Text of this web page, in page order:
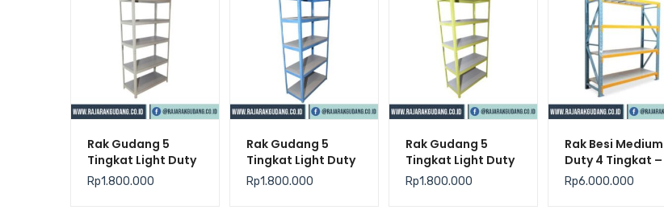
Rak Gudang 5
Tingkat Light Duty
Putih – Krisbow
Rp1.800.000
Rak Gudang 5
Tingkat Light Duty
Biru – Krisbow
Rp1.800.000
Rak Gudang 5
Tingkat Light Duty
Hijau – Krisbow
Rp1.800.000
Rak Besi Medium
Duty 4 Tingkat –
Krisbow –
Kekuatan 500Kg /
Rp6.000.000